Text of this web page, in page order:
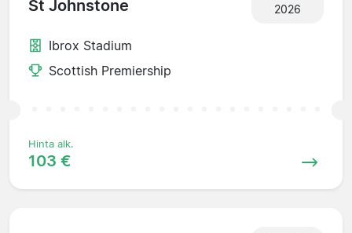
St Johnstone
2026
Ibrox Stadium
Scottish Premiership
Hinta alk.
103 €